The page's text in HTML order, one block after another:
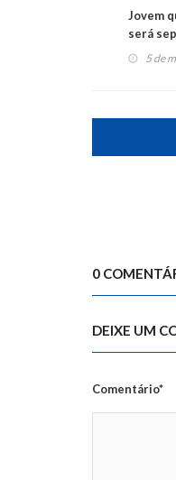
Jovem
será
5 de
0
DEIXE UM
Comentário*